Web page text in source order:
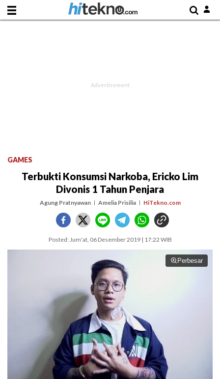
GAMES
Terbukti Konsumsi Narkoba, Ericko Lim
Divonis 1 Tahun Penjara
Agung Pratnyawan Amelia Prisilia HiTekno.com
Posted: Jum'at, 06 Desember 2019 | 17:22 WIB
Perbesar